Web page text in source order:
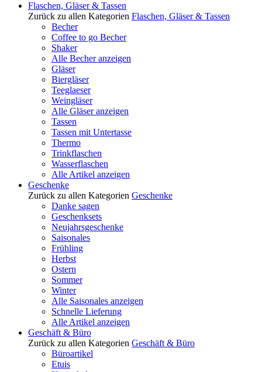
Flaschen, Gläser & Tassen
Zurück zu allen Kategorien Flaschen, Gläser & Tassen
Becher
Coffee to go Becher
Shaker
Alle Becher anzeigen
Gläser
Biergläser
Teeglaeser
Weingläser
Alle Gläser anzeigen
Tassen
Tassen mit Untertasse
Thermo
Trinkflaschen
Wasserflaschen
Alle Artikel anzeigen
Geschenke
Zurück zu allen Kategorien Geschenke
Danke sagen
Geschenksets
Neujahrsgeschenke
Saisonales
Frühling
Herbst
Ostern
Sommer
Winter
Alle Saisonales anzeigen
Schnelle Lieferung
Alle Artikel anzeigen
Geschäft & Büro
Zurück zu allen Kategorien Geschäft & Büro
Büroartikel
Etuis